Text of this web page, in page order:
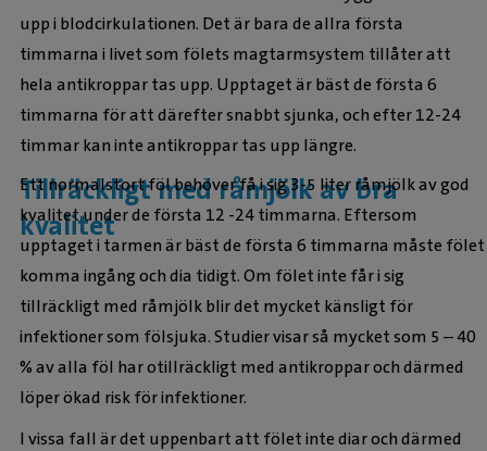
upp i blodcirkulationen. Det är bara de allra första
timmarna i livet som fölets magtarmsystem tillåter att
hela antikroppar tas upp. Upptaget är bäst de första 6
timmarna för att därefter snabbt sjunka, och efter 12-24
timmar kan inte antikroppar tas upp längre.
Tillräckligt med råmjölk av bra
kvalitet
Ett normalstort föl behöver få i sig 3-5 liter råmjölk av god
kvalitet under de första 12 -24 timmarna. Eftersom
upptaget i tarmen är bäst de första 6 timmarna måste fölet
komma ingång och dia tidigt. Om fölet inte får i sig
tillräckligt med råmjölk blir det mycket känsligt för
infektioner som fölsjuka. Studier visar så mycket som 5 – 40
% av alla föl har otillräckligt med antikroppar och därmed
löper ökad risk för infektioner.
I vissa fall är det uppenbart att fölet inte diar och därmed